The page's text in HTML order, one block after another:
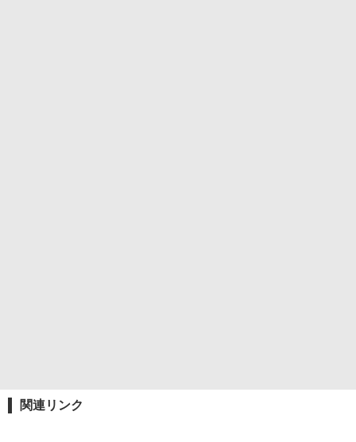
関連リンク